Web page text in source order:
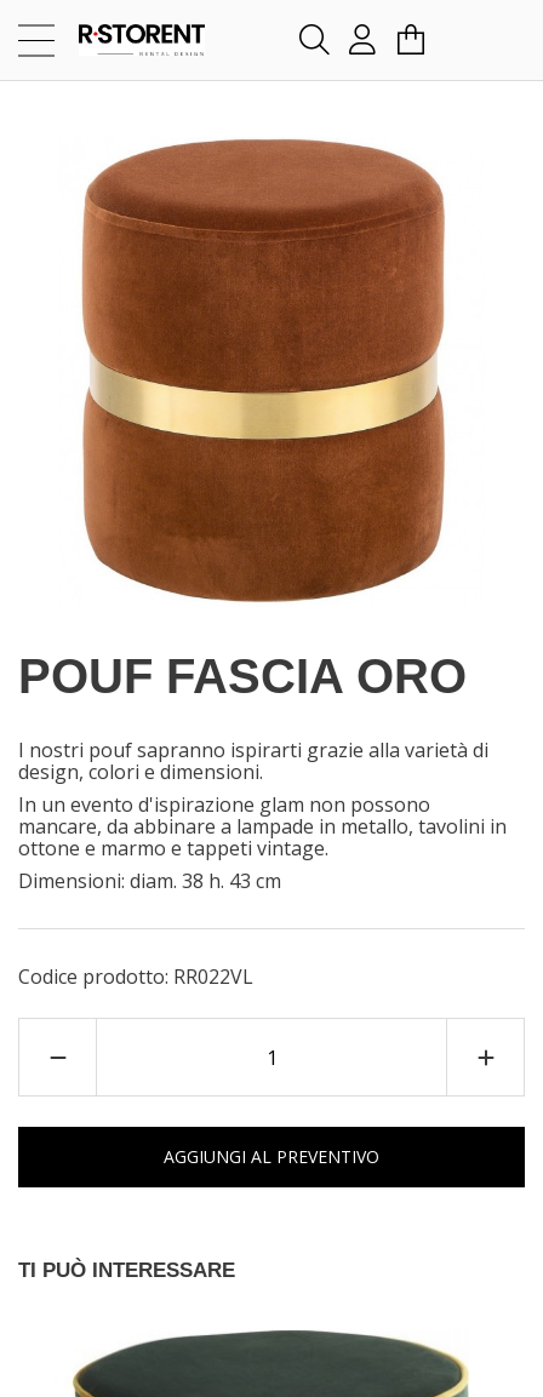
POUF FASCIA ORO
I nostri pouf sapranno ispirarti grazie alla varietà di
design, colori e dimensioni.
In un evento d'ispirazione glam non possono
mancare, da abbinare a lampade in metallo, tavolini in
ottone e marmo e tappeti vintage.
Dimensioni: diam. 38 h. 43 cm
Codice prodotto: RR022VL
AGGIUNGI AL PREVENTIVO
TI PUÒ INTERESSARE